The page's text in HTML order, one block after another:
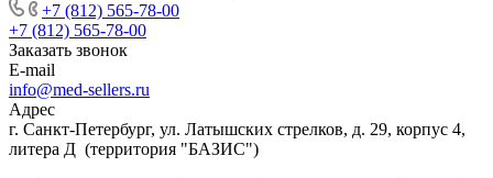
+7 (812) 565-78-00
+7 (812) 565-78-00
Заказать звонок
E-mail
info@med-sellers.ru
Адрес
г. Санкт-Петербург, ул. Латышских стрелков, д. 29, корпус 4,
литера Д (территория "БАЗИС")